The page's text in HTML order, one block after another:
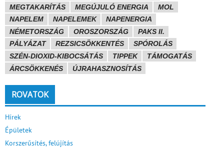
MEGTAKARÍTÁS
MEGÚJULÓ ENERGIA
MOL
NAPELEM
NAPELEMEK
NAPENERGIA
NÉMETORSZÁG
OROSZORSZÁG
PAKS II.
PÁLYÁZAT
REZSICSÖKKENTÉS
SPÓROLÁS
SZÉN-DIOXID-KIBOCSÁTÁS
TIPPEK
TÁMOGATÁS
ÁRCSÖKKENÉS
ÚJRAHASZNOSÍTÁS
ROVATOK
Hírek
Épületek
Korszerűsítés, felújítás